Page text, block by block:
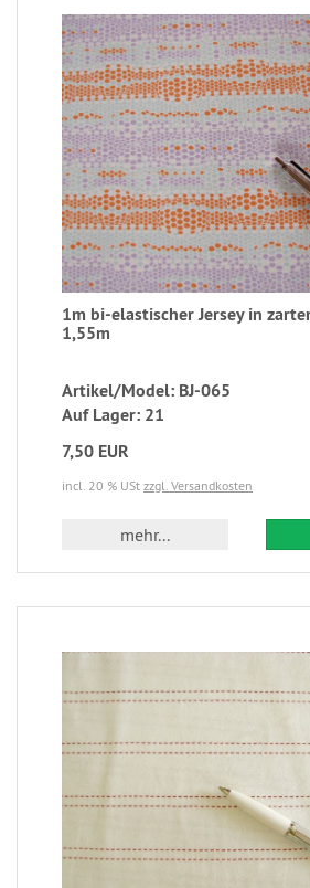
1m bi-elastischer Jersey in
1,55m
Artikel/Model: BJ-065
Auf Lager: 21
7,50 EUR
incl. 20 % USt zzgl. Versandkosten
mehr...